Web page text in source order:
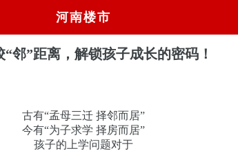
河南楼市
邻”距离，解锁孩子成长的密码！
古有“孟母三迁 择邻而居”
今有“为子求学 择房而居”
孩子的上学问题对于